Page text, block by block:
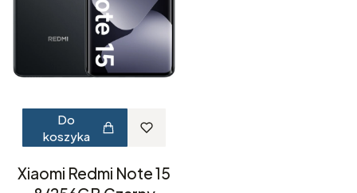
Do
koszyka
Xiaomi Redmi Note 15